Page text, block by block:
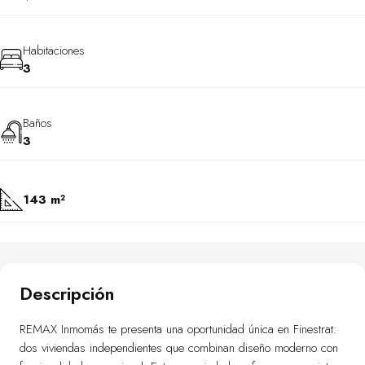
Habitaciones
3
Baños
3
143 m²
Descripción
REMAX Inmomás te presenta una oportunidad única en Finestrat:
dos viviendas independientes que combinan diseño moderno con